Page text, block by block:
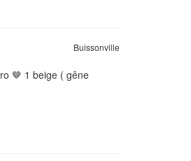
Buissonville
🤎 1 beige ( gêne